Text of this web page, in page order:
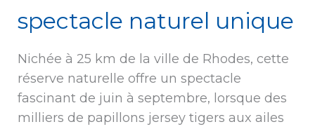
spectacle naturel unique
Nichée à 25 km de la ville de Rhodes, cette
réserve naturelle offre un spectacle
fascinant de juin à septembre, lorsque des
milliers de papillons jersey tigers aux ailes